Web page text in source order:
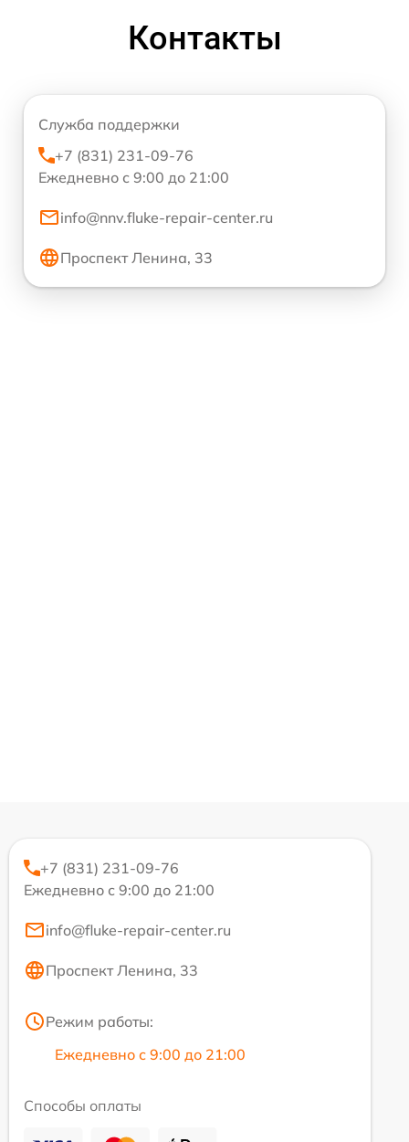
Контакты
Служба поддержки
+7 (831) 231-09-76
Ежедневно с 9:00 до 21:00
info@nnv.fluke-repair-center.ru
Проспект Ленина, 33
+7 (831) 231-09-76
Ежедневно с 9:00 до 21:00
info@fluke-repair-center.ru
Проспект Ленина, 33
Режим работы:
Ежедневно с 9:00 до 21:00
Способы оплаты